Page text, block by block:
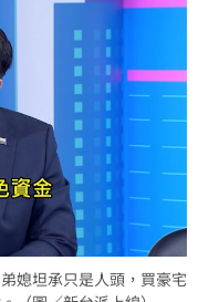
媳坦承只是人頭，買豪宅